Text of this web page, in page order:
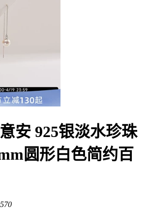
安 925银淡水珍珠
圆形白色简约百